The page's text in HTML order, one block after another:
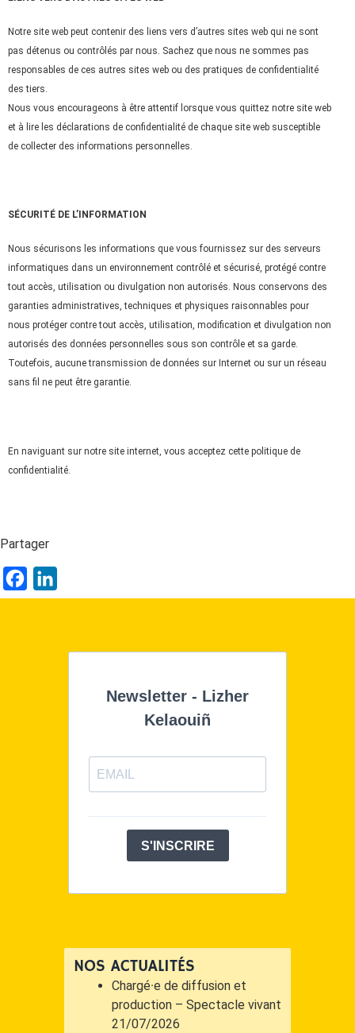
Notre site web peut contenir des liens vers d’autres sites web qui ne sont
pas détenus ou contrôlés par nous. Sachez que nous ne sommes pas
responsables de ces autres sites web ou des pratiques de confidentialité
des tiers.
Nous vous encourageons à être attentif lorsque vous quittez notre site web
et à lire les déclarations de confidentialité de chaque site web susceptible
de collecter des informations personnelles.
SÉCURITÉ DE L’INFORMATION
Nous sécurisons les informations que vous fournissez sur des serveurs
informatiques dans un environnement contrôlé et sécurisé, protégé contre
tout accès, utilisation ou divulgation non autorisés. Nous conservons des
garanties administratives, techniques et physiques raisonnables pour
nous protéger contre tout accès, utilisation, modification et divulgation non
autorisés des données personnelles sous son contrôle et sa garde.
Toutefois, aucune transmission de données sur Internet ou sur un réseau
sans fil ne peut être garantie.
En naviguant sur notre site internet, vous acceptez cette politique de
confidentialité.
Partager
a
i
Newsletter - Lizher
Kelaouiñ
S'INSCRIRE
NOS ACTUALITÉS
Chargé·e de diffusion et
production – Spectacle vivant
21/07/2026